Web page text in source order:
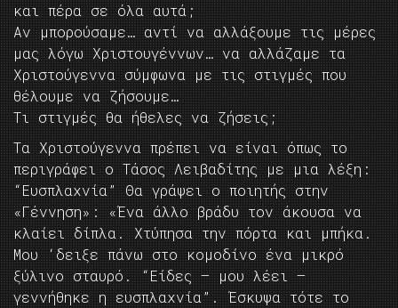
και πέρα σε όλα αυτά;
Αν μπορούσαμε… αντί να αλλάξουμε τις μέρες
μας λόγω Χριστουγέννων… να αλλάζαμε τα
Χριστούγεννα σύμφωνα με τις στιγμές που
θέλουμε να ζήσουμε…
Τι στιγμές θα ήθελες να ζήσεις;
Τα Χριστούγεννα πρέπει να είναι όπως το
περιγράφει ο Τάσος Λειβαδίτης με μια λέξη:
“Ευσπλαχνία” Θα γράψει ο ποιητής στην
«Γέννηση»: «Ένα άλλο βράδυ τον άκουσα να
κλαίει δίπλα. Χτύπησα την πόρτα και μπήκα.
Μου ‘δειξε πάνω στο κομοδίνο ένα μικρό
ξύλινο σταυρό. “Είδες – μου λέει –
γεννήθηκε η ευσπλαχνία”. Έσκυψα τότε το